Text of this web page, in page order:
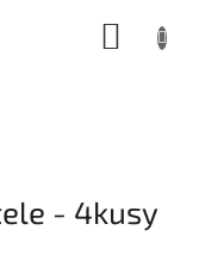
- 4kusy